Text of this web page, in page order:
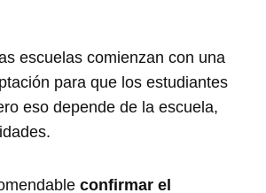
escuelas comienzan con una
para que los estudiantes
eso depende de la escuela,
confirmar el